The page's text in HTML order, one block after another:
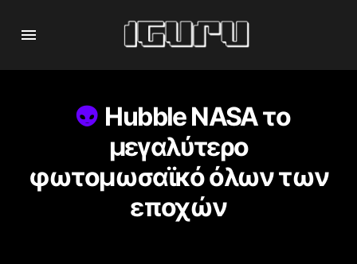
Hubble NASA το
μεγαλύτερο
φωτομωσαϊκό όλων των
εποχών